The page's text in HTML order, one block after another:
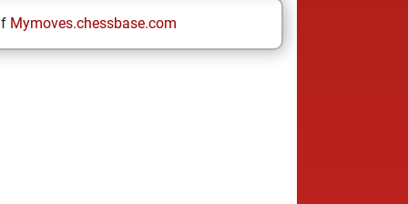
Mymoves.chessbase.com